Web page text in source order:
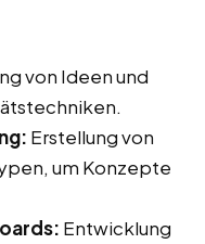
von Ideen und
Erstellung von
um Konzepte
Entwicklung